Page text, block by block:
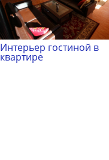
Интерьер гостиной в
квартире